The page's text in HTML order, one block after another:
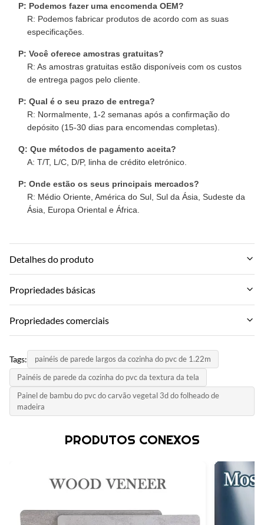
P: Podemos fazer uma encomenda OEM?
R: Podemos fabricar produtos de acordo com as suas
especificações.
P: Você oferece amostras gratuitas?
R: As amostras gratuitas estão disponíveis com os custos
de entrega pagos pelo cliente.
P: Qual é o seu prazo de entrega?
R: Normalmente, 1-2 semanas após a confirmação do
depósito (15-30 dias para encomendas completas).
Q: Que métodos de pagamento aceita?
A: T/T, L/C, D/P, linha de crédito eletrónico.
P: Onde estão os seus principais mercados?
R: Médio Oriente, América do Sul, Sul da Ásia, Sudeste da
Ásia, Europa Oriental e África.
Detalhes do produto
Material:
Feature:
Color:
O cliente exige
Size:
Suporte de tamanhos personalizados
Thickness:
Product Name:
Propriedades básicas
Nome da marca:
Modelo do Produto:
Personalizável
Certificado:
ISO9001
País de Origem:
Propriedades comerciais
Negociar
Preço unitário:
Contact us
L/C,D/A,D/P,T/T,Western Union,MoneyGram
6000 metros por dia
Tags:
painéis de parede largos da cozinha do pvc de 1.22m
Painéis de parede da cozinha do pvc da textura da tela
Painel de bambu do pvc do carvão vegetal 3d do folheado de
madeira
PRODUTOS CONEXOS